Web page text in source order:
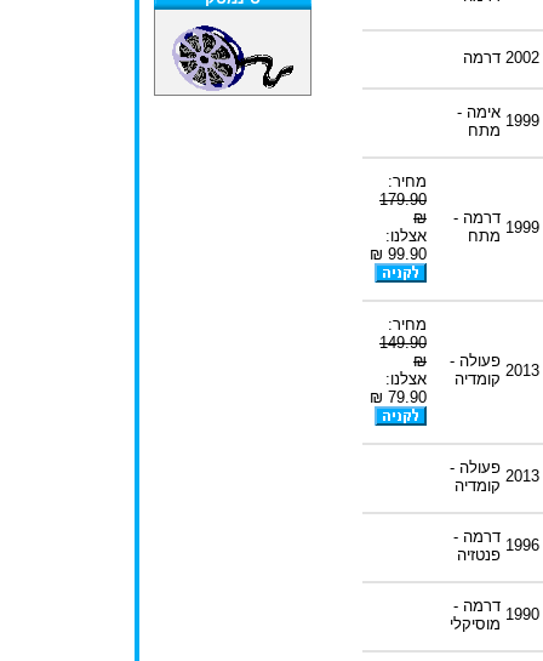
2002 דרמה
1999 אימה -
מתח
1999
דרמה -
מתח
מחיר:
179.90
₪
אצלנו:
99.90 ₪
2013
פעולה -
קומדיה
מחיר:
149.90
₪
אצלנו:
79.90 ₪
2013 פעולה -
קומדיה
1996 דרמה -
פנטזיה
1990 דרמה -
מוסיקלי